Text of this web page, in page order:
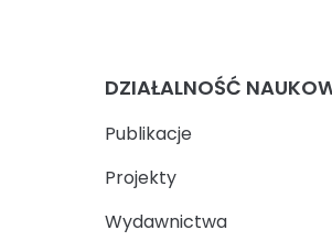
DZIAŁALNOŚĆ
Publikacje
Projekty
Wydawnictwa